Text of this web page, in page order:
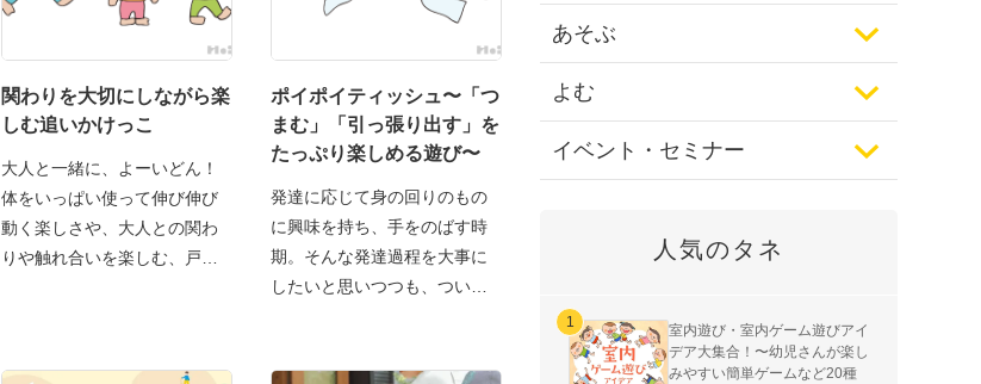
関わりを大切にしながら楽
しむ追いかけっこ
大人と一緒に、よーいどん！
体をいっぱい使って伸び伸び
動く楽しさや、大人との関わ
りや触れ合いを楽しむ、戸外
ポイポイティッシュ〜「つ
まむ」「引っ張り出す」を
たっぷり楽しめる遊び〜
発達に応じて身の回りのもの
に興味を持ち、手をのばす時
期。そんな発達過程を大事に
したいと思いつつも、ついつ
あそぶ
よむ
イベント・セミナー
人気のタネ
室内遊び・室内ゲーム遊びアイ
デア大集合！〜幼児さんが楽し
みやすい簡単ゲームなど20種